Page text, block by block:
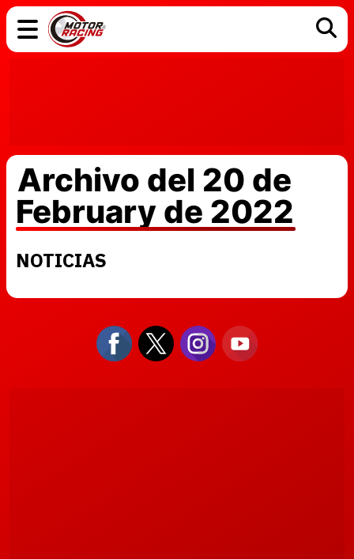
Archivo del 20 de
February de 2022
NOTICIAS